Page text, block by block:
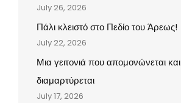
July 26, 2026
Πάλι κλειστό στο Πεδίο του Άρεως!
July 22, 2026
Μια γειτονιά που απομονώνεται και
διαμαρτύρεται
July 17, 2026